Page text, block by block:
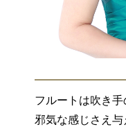
フルートは吹き
邪気な感じさえ